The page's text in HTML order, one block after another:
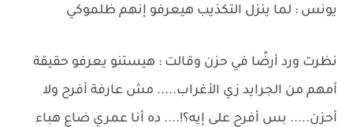
يونس : لما ينزل التكذيب هيعرفو إنهم ظلموكي
نظرت ورد أرضًا في حزن وقالت : هيستنو يعرفو حقيقة
أمهم من الجرايد زي الأغراب..... مش عارفة أفرح ولا
أحزن..... بس أفرح على إيه؟!.... ده أنا عمري ضاع هباء